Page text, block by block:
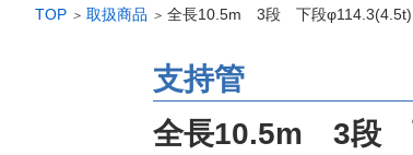
TOP ＞ 取扱商品 ＞ 全長10.5m 3段 下段φ114.3(4.5t)
支持管
全長10.5m 3段